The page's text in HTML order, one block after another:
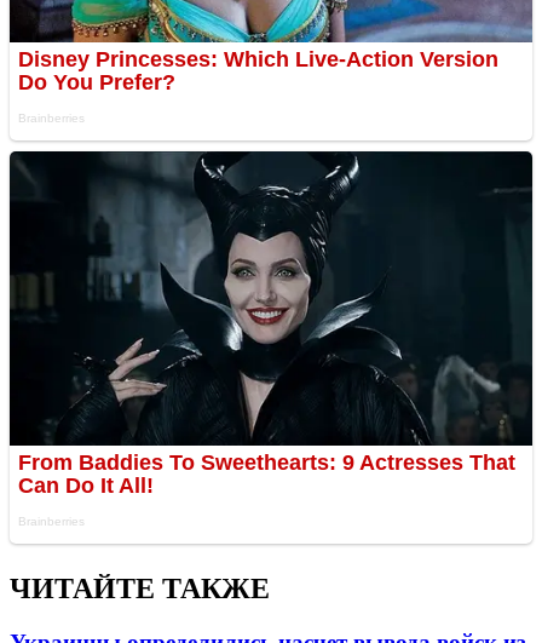
ЧИТАЙТЕ ТАКЖЕ